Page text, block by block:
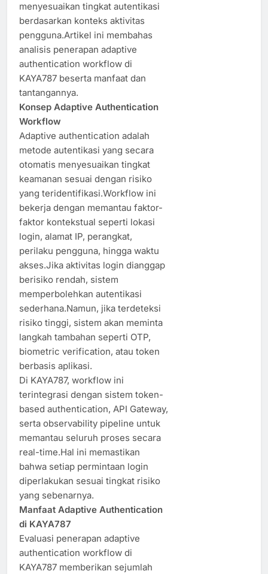
menyesuaikan tingkat autentikasi
berdasarkan konteks aktivitas
pengguna.Artikel ini membahas
analisis penerapan adaptive
authentication workflow di
KAYA787 beserta manfaat dan
tantangannya.
Konsep Adaptive Authentication
Workflow
Adaptive authentication adalah
metode autentikasi yang secara
otomatis menyesuaikan tingkat
keamanan sesuai dengan risiko
yang teridentifikasi.Workflow ini
bekerja dengan memantau faktor-
faktor kontekstual seperti lokasi
login, alamat IP, perangkat,
perilaku pengguna, hingga waktu
akses.Jika aktivitas login dianggap
berisiko rendah, sistem
memperbolehkan autentikasi
sederhana.Namun, jika terdeteksi
risiko tinggi, sistem akan meminta
langkah tambahan seperti OTP,
biometric verification, atau token
berbasis aplikasi.
Di KAYA787, workflow ini
terintegrasi dengan sistem token-
based authentication, API Gateway,
serta observability pipeline untuk
memantau seluruh proses secara
real-time.Hal ini memastikan
bahwa setiap permintaan login
diperlakukan sesuai tingkat risiko
yang sebenarnya.
Manfaat Adaptive Authentication
di KAYA787
Evaluasi penerapan adaptive
authentication workflow di
KAYA787 memberikan sejumlah